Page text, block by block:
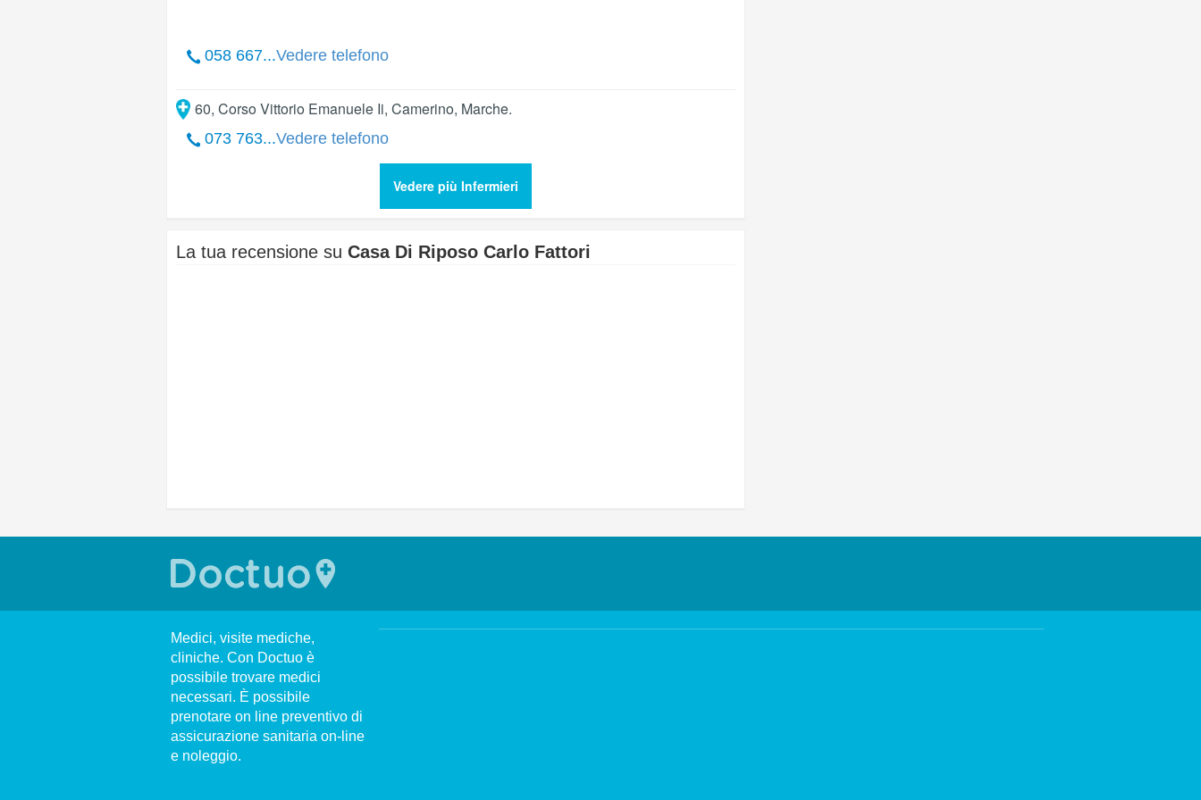
058 667...Vedere telefono
60, Corso Vittorio Emanuele Ii, Camerino, Marche.
073 763...Vedere telefono
Vedere più Infermieri
La tua recensione su Casa Di Riposo Carlo Fattori
Medici, visite mediche,
cliniche. Con Doctuo è
possibile trovare medici
necessari. È possibile
prenotare on line preventivo di
assicurazione sanitaria on-line
e noleggio.